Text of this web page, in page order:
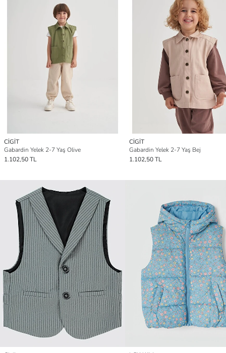
CİGİT
Gabardin Yelek 2-7 Yaş Olive
1.102,50 TL
CİGİT
Gabardin Yelek 2-7 Yaş Bej
1.102,50 TL